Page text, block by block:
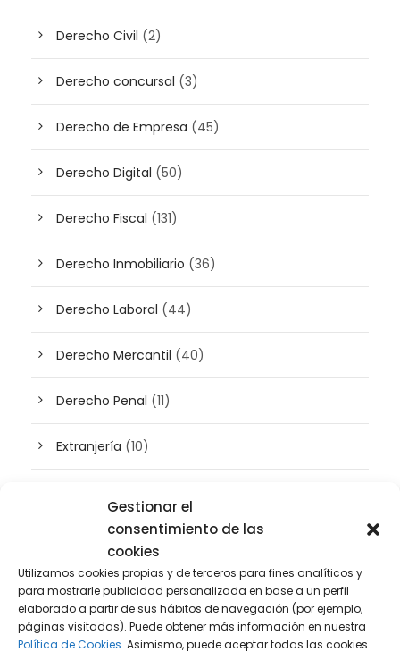
Gestionar el
consentimiento de las
cookies
Utilizamos cookies propias y de terceros para fines analíticos y
para mostrarle publicidad personalizada en base a un perfil
elaborado a partir de sus hábitos de navegación (por ejemplo,
páginas visitadas). Puede obtener más información en nuestra
Política de Cookies. Asimismo, puede aceptar todas las cookies
Derecho Civil (2)
Derecho concursal (3)
Derecho de Empresa (45)
Derecho Digital (50)
Derecho Fiscal (131)
Derecho Inmobiliario (36)
Derecho Laboral (44)
Derecho Mercantil (40)
Derecho Penal (11)
Extranjería (10)
Patrimonio(5)
Plusvalía (2)
Prensa(2)